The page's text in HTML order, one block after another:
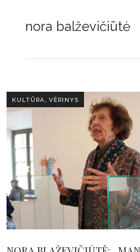
nora balževičiūtė
KULTŪRA ,VĖRINYS